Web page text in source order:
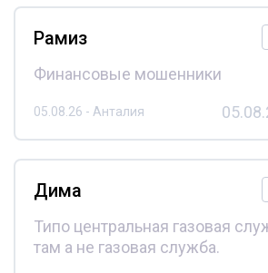
Рамиз
Финансовые мошенники
05.08.26 - Анталия
Дима
Типо центральная газовая
там а не газовая служба.